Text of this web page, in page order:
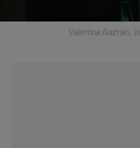
Valentina Alazraki,